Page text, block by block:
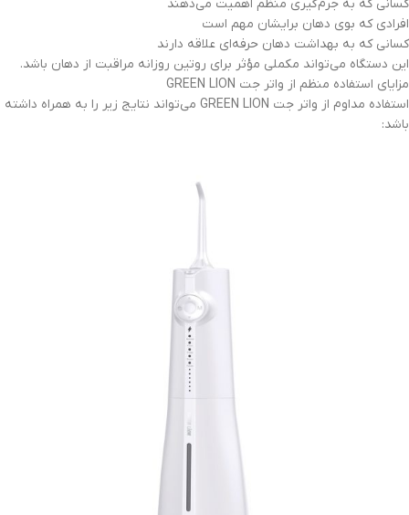
کسانی که به جرم‌گیری منظم اهمیت می‌دهند
افرادی که بوی دهان برایشان مهم است
کسانی که به بهداشت دهان حرفه‌ای علاقه دارند
این دستگاه می‌تواند مکملی مؤثر برای روتین روزانه مراقبت از دهان باشد.
مزایای استفاده منظم از واتر جت GREEN LION
استفاده مداوم از واتر جت GREEN LION می‌تواند نتایج زیر را به همراه داشته
باشد: